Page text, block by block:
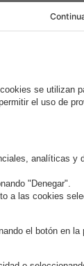
sobre